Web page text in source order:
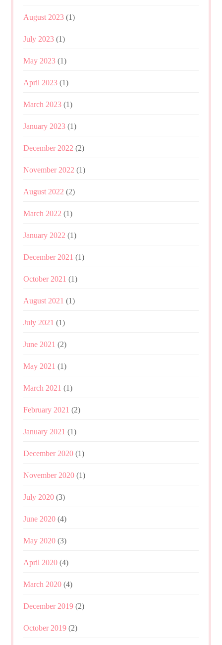
August 2023 (1)
July 2023 (1)
May 2023 (1)
April 2023 (1)
March 2023 (1)
January 2023 (1)
December 2022 (2)
November 2022 (1)
August 2022 (2)
March 2022 (1)
January 2022 (1)
December 2021 (1)
October 2021 (1)
August 2021 (1)
July 2021 (1)
June 2021 (2)
May 2021 (1)
March 2021 (1)
February 2021 (2)
January 2021 (1)
December 2020 (1)
November 2020 (1)
July 2020 (3)
June 2020 (4)
May 2020 (3)
April 2020 (4)
March 2020 (4)
December 2019 (2)
October 2019 (2)